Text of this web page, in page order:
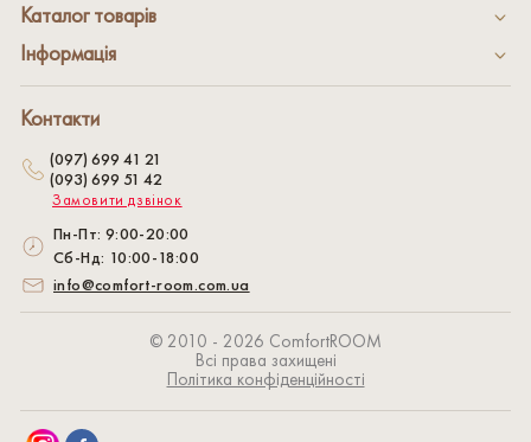
© 2010 - 2026 СomfortROOM
Всі права захищені
Політика конфіденційності
Каталог товарів
Інформація
Контакти
(097) 699 41 21
(093) 699 51 42
Замовити дзвінок
Пн-Пт: 9:00-20:00
Сб-Нд: 10:00-18:00
info@comfort-room.com.ua